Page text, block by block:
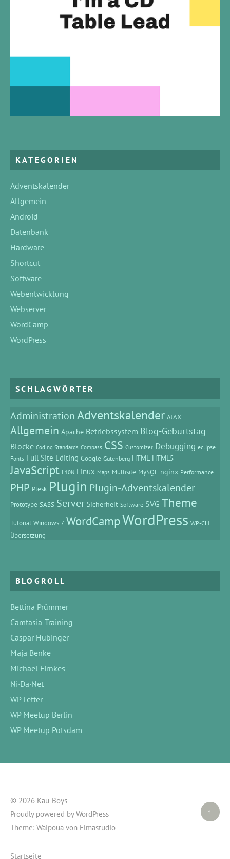
KATEGORIEN
Adventskalender
Allgemein
Android
Datenbank
Hardware
Shortcut
Software
Webentwicklung
Webserver
WordCamp
WordPress
SCHLAGWÖRTER
AdministrationAdventskalender AJAX
Allgemein Apache Betriebssystem Blog-Geburtstag
Blöcke Coding Standards Compass CSS Customizer Debugging eclipse
Fonts Full Site Editing Google Gutenberg HTML HTML5
JavaScript L10N Linux Maps Multisite MySQL nginx Performance
PHP Plesk Plugin Plugin-Adventskalender
Prototype SASS Server Sicherheit Software SVG Theme
Tutorial Windows 7 WordCampWordPress WP-CLI
Übersetzung
BLOGROLL
Bettina Prümmer
Camtasia-Training
Caspar Hübinger
Maja Benke
Michael Firnkes
Ni·Da·Net
WP Letter
WP Meetup Berlin
WP Meetup Potsdam
© 2026 Kau-Boys
Proudly powered byWordPress
Theme: Waipoua von Elmastudio
Startseite
Top ↑